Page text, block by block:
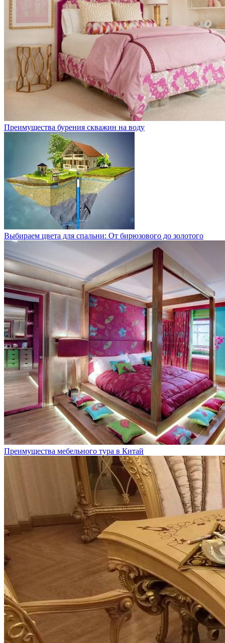
Преимущества бурения скважин на воду
Выбираем цвета для спальни: От бирюзового до золотого
Преимущества мебельного тура в Китай